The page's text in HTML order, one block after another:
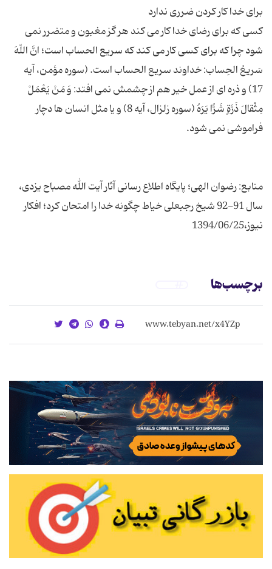
كسی كه برای رضای خدا كار می كند هر گز مغبون و متضرر نمی
شود چرا كه برای كسی كار می كند كه سریع الحساب است؛ انَّ اللّهَ
سَریعُ الحِساب: خداوند سریع الحساب است. (سوره مؤمن، آیه
17) و ذره ای از عمل خیر هم از چشمش نمی افتد: وَ مَنْ یَعْمَلْ
مِثْقالَ ذَرَّةٍ شَرًّا یَرَهُ (سوره زلزال، آیه 8) و یا مثل انسان ها دچار
منابع: رضوان الهی؛ پایگاه اطلاع رسانی آثار آیت الله مصباح یزدی،
سال 91-92 شیخ رجبعلی خیاط چگونه خدا را امتحان کرد؛ افکار
نیوز،1394/06/25
برچسب‌ها